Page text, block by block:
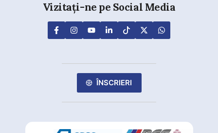
Vizitați-ne pe Social Media
ÎNSCRIERI